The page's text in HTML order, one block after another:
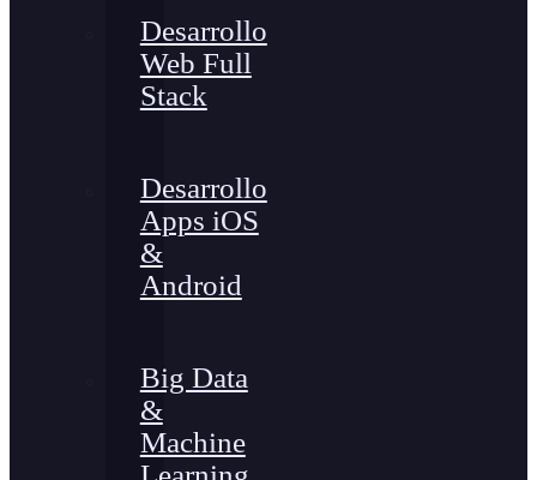
Desarrollo
Web Full
Stack
Desarrollo
Apps iOS
&
Android
Big Data
&
Machine